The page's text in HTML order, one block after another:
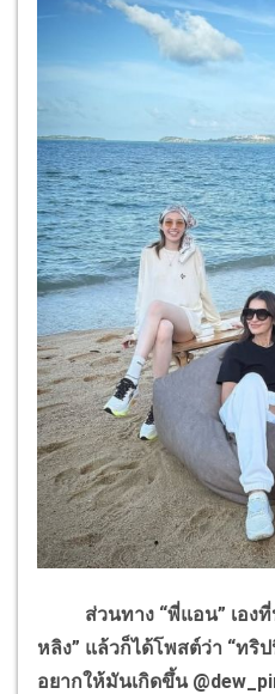
ส่วนทาง “พี่แอน” เองที่
หลิง” แล้วก็ได้โพสต์ว่า “ท
อยากให้มันเกิดขึ้น